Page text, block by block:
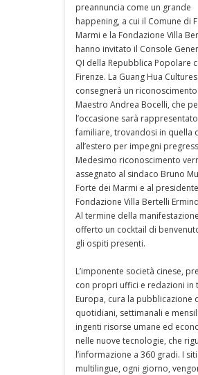
preannuncia come un grande
happening, a cui il Comune di
Marmi e la Fondazione Villa
hanno invitato il Console
QI della Repubblica Popolare
Firenze. La Guang Hua
consegnerà un
Maestro Andrea Bocelli, che
l’occasione sarà
familiare, trovandosi in quella
all’estero per impegni
Medesimo riconoscimento
assegnato al sindaco Bruno
Forte dei Marmi e al
Fondazione Villa Bertelli
Al termine della
offerto un cocktail di
gli ospiti presenti.
L’imponente società cinese,
con propri uffici e redazioni in
Europa, cura la pubblicazione
quotidiani, settimanali e
ingenti risorse umane ed
nelle nuove tecnologie, che
l’informazione a 360 gradi. I
multilingue, ogni giorno,